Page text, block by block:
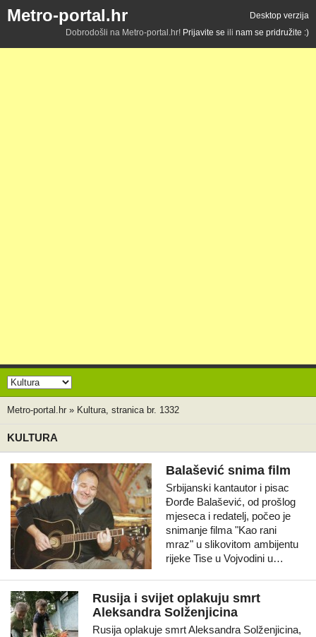
Metro-portal.hr
Desktop verzija
Dobrodošli na Metro-portal.hr! Prijavite se ili nam se pridružite :)
Metro-portal.hr » Kultura, stranica br. 1332
KULTURA
Balašević snima film
Srbijanski kantautor i pisac
Đorđe Balašević, od prošlog
mjeseca i redatelj, počeo je
snimanje filma "Kao rani
mraz" u slikovitom ambijentu
rijeke Tise u Vojvodini u…
Rusija i svijet oplakuju smrt
Aleksandra Solženjicina
Rusija oplakuje smrt Aleksandra Solženjicina,